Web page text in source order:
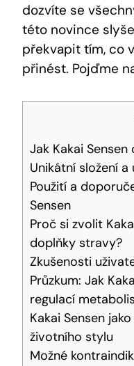
dozvíte​ se
‌této novince
překvapit tím, co
přinést. Pojďme
Jak⁢ Kakai⁢
Unikátní složení⁤ a
Použití a
‍Sensen
Proč si zvolit
doplňky stravy?
Zkušenosti
Průzkum: Jak
regulací
Kakai ⁢Sensen
životního ⁣stylu
Možné